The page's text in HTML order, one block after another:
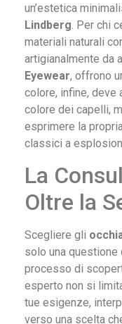
un’estetica
Lindberg . Per chi
materiali naturali
artigianalmente da
Eyewear, offrono
colore, infine, deve
colore dei capelli,
esprimere la
classici a
La
Oltre la
Scegliere gli
solo una questione
processo di
esperto non si
tue esigenze,
verso una scelta